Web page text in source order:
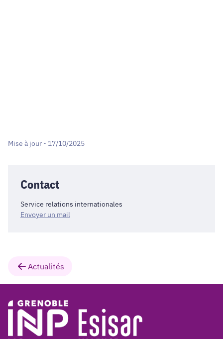
Mise à jour - 17/10/2025
Contact
Service relations internationales
Envoyer un mail
Actualités